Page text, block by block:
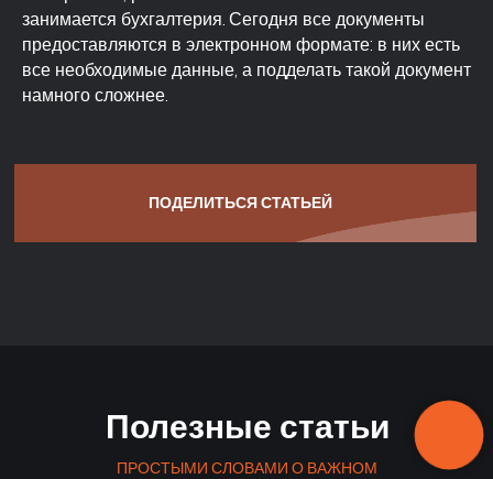
занимается бухгалтерия. Сегодня все документы
предоставляются в электронном формате: в них есть
все необходимые данные, а подделать такой документ
намного сложнее.
Полезные статьи
ПРОСТЫМИ СЛОВАМИ О ВАЖНОМ
КОНСУЛЬТАЦИЯ
Или позвоните:
+7 967 367 9043